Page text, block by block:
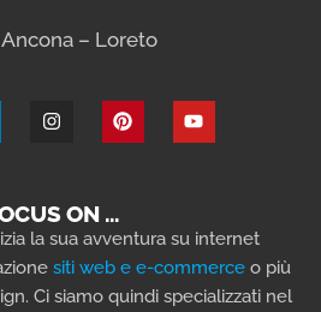
Ancona – Loreto
ON …
la sua avventura su internet
siti web e e-commerce o più
Ci siamo quindi specializzati nel